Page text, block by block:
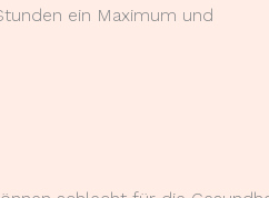
ein Maximum und